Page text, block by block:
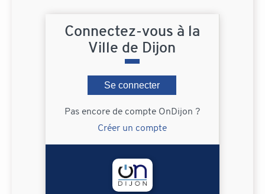
Connectez-vous à la
Ville de Dijon
Se connecter
Pas encore de compte OnDijon ?
Créer un compte